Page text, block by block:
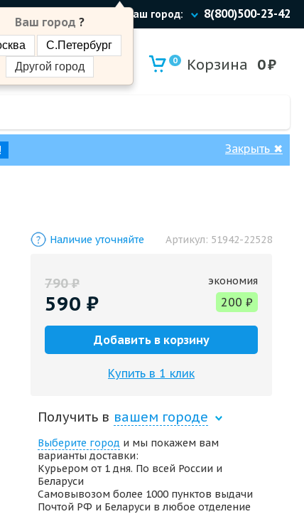
Ваш город:
Ваш город ?
С.Петербург
Другой город
8(800)500-23-42
0 Корзина 0₽
Закрыть ✖
Наличие уточняйте Артикул: 51942-22528
790₽
590 ₽
экономия
200 ₽
Добавить в корзину
Купить в 1 клик
Получить в вашем городе
Выберите город и мы покажем вам
варианты доставки:
Курьером от 1 дня. По всей России и
Беларуси
Самовывозом более 1000 пунктов выдачи
Почтой РФ и Беларуси в любое отделение